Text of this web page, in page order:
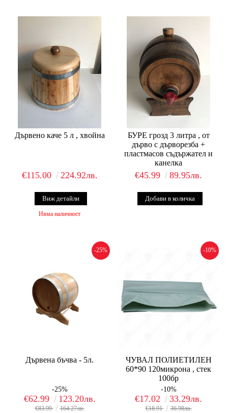
Дървено каче 5 л , хвойна
€115.00 224.92лв.
Виж детайли
Няма наличност
БУРЕ грозд 3 литра , от
дърво с дърворезба +
пластмасов съдържател и
канелка
€45.99 89.95лв.
-25%
Дървена бъчва - 5л.
-25%
€62.99 123.20лв.
€83.99 164.27лв.
-10%
ЧУВАЛ ПОЛИЕТИЛЕН
60*90 120микрона , стек
100бр
-10%
€17.02 33.29лв.
€18.91 36.98лв.